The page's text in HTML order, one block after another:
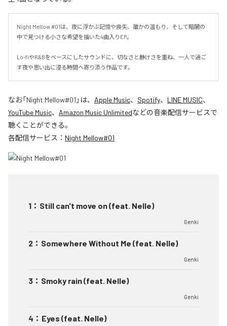
Night Mellow #01は、夜に浮かぶ記憶や喪失、誰かの温もり、そして暗闇の
中で見つける小さな希望を描いた4曲入りEP。
Lo-fiやR&Bをベースにしたサウンドに、切なさと静けさを重ね、一人で過ご
す夜や思い出に浸る時間へ寄り添う作品です。
なお「Night Mellow#01 」は、 Apple Music、 Spotify、 LINE MUSIC、
YouTube Music、 Amazon Music Unlimitedなどの音楽配信サービスで
聴くことができる。
各配信サービス： Night Mellow#01
1 ： Still can't move on (feat. Nelle)
Genki
2 ： Somewhere Without Me (feat. Nelle)
Genki
3 ： Smoky rain (feat. Nelle)
Genki
4 ： Eyes (feat. Nelle)